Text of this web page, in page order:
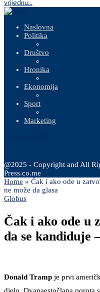
vrijednu...
Naslovna
Politika
Društvo
Hronika
Ekonomija
Sport
Marketing
@2025 - Copyright and All
Press.co.me
Home » Čak i ako ode u
ne može da glasa
Globus
Čak i ako ode u
da se kandiduje
Donald Tramp je prvi